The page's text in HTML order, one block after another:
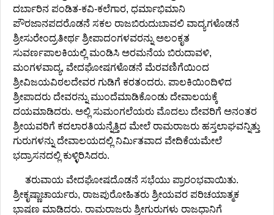
ದರ್ಬಾರಿನ ಪಂಡಿತ-ಕವಿ-ಕಲೆಗಾರ, ಧರ್ಮಾಭಿಮಾನಿ
ಪೌರಜಾನಪದರೊಡನೆ ಸಕಲ ರಾಜಬಿರುದುಬಾವಲಿ ವಾದ್ಯಗಳೊಡನೆ
ಶ್ರೀಸುರೇಂದ್ರತೀರ್ಥ ಶ್ರೀಪಾದಂಗಳವರನ್ನು ಅಲಂಕೃತ
ಸುವರ್ಣಪಾಲಕಿಯಲ್ಲಿ ಮಂಡಿಸಿ ಅರಮನೆಯ ಬಿರುದಾವಳಿ,
ಮಂಗಳವಾದ್ಯ, ವೇದಘೋಷಗಳೊಡನೆ ಮೆರವಣಿಗೆಯಿಂದ
ಶ್ರೀವಿಜಯವಿಠಲದೇವರ ಗುಡಿಗೆ ಕರತಂದರು. ಪಾಲಕಿಯಿಂದಿಳಿದ
ಶ್ರೀಪಾದರು ದೇವರನ್ನು ಮುಂದೆಮಾಡಿಕೊಂಡು ದೇವಾಲಯಕ್ಕೆ
ದಯಮಾಡಿದರು. ಅಲ್ಲಿ ಸುಮಂಗಲೆಯರು ಮೊದಲು ದೇವರಿಗೆ ಅನಂತರ
ಶ್ರೀಯವರಿಗೆ ಕದಲಾರತಿಯನ್ನೆತ್ತಿದ ಮೇಲೆ ರಾಮರಾಜರು ಹಸ್ತಲಾಘವನ್ನಿತ್ತು
ಗುರುಗಳನ್ನು ದೇವಾಲಯದಲ್ಲಿ ನಿರ್ಮಿತವಾದ ವೇದಿಕೆಯಮೇಲೆ
ಭದ್ರಾಸನದಲ್ಲಿ ಕುಳ್ಳಿರಿಸಿದರು.
ತರುವಾಯ ವೇದಘೋಷದೊಡನೆ ಸಭೆಯು ಪ್ರಾರಂಭವಾಯಿತು.
ಶ್ರೀಕೃಷ್ಣಾಚಾರ್ಯರು, ರಾಜಪುರೋಹಿತರು ಶ್ರೀಯವರ ಪರಿಚಯಾತ್ಮಕ
ಭಾಷಣ ಮಾಡಿದರು. ರಾಮರಾಜರು ಶ್ರೀಗುರುಗಳು ರಾಜಧಾನಿಗೆ